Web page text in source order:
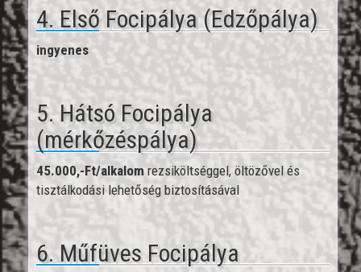
4. Első Focipálya (Edzőpálya)
ingyenes
5. Hátsó Focipálya
(mérkőzéspálya)
45.000,-Ft/alkalom rezsiköltséggel, öltözővel és
tisztálkodási lehetőség biztosításával
6. Műfüves Focipálya